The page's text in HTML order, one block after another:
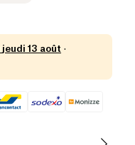
jeudi 13 août ·